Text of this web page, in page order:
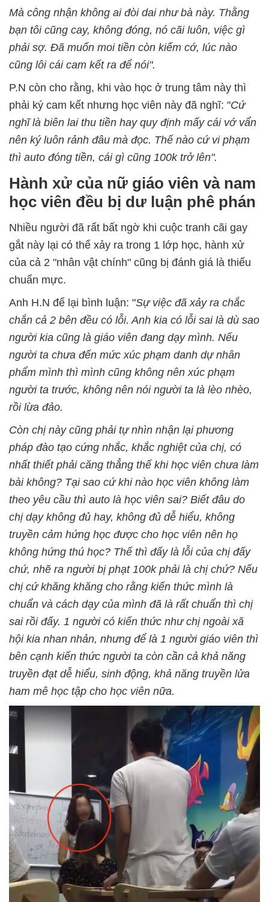
Mà công nhận không ai đòi dai như bà này. Thằng
bạn tôi cũng cay, không đóng, nó cãi luôn, việc gì
phải sợ. Đã muốn moi tiền còn kiếm cớ, lúc nào
cũng lôi cái cam kết ra để nói".
P.N còn cho rằng, khi vào học ở trung tâm này thì
phải ký cam kết nhưng học viên này đã nghĩ: "Cứ
nghĩ là biên lai thu tiền hay quy định mấy cái vớ vẩn
nên ký luôn rảnh đâu mà đọc. Thế nào cứ vi phạm
thì auto đóng tiền, cái gì cũng 100k trở lên".
Hành xử của nữ giáo viên và nam
học viên đều bị dư luận phê phán
Nhiều người đã rất bất ngờ khi cuộc tranh cãi gay
gắt này lại có thể xảy ra trong 1 lớp học, hành xử
của cả 2 "nhân vật chính" cũng bị đánh giá là thiếu
chuẩn mực.
Anh H.N để lại bình luận: "Sự việc đã xảy ra chắc
chắn cả 2 bên đều có lỗi. Anh kia có lỗi sai là dù sao
người kia cũng là giáo viên đang dạy mình. Nếu
người ta chưa đến mức xúc phạm danh dự nhân
phẩm mình thì mình cũng không nên xúc phạm
người ta trước, không nên nói người ta là lèo nhèo,
rồi lừa đảo.
Còn chị này cũng phải tự nhìn nhận lại phương
pháp đào tạo cứng nhắc, khắc nghiệt của chị, có
nhất thiết phải căng thẳng thế khi học viên chưa làm
bài không? Tại sao cứ khi nào học viên không làm
theo yêu cầu thì auto là học viên sai? Biết đâu do
chị dạy không đủ hay, không đủ dễ hiểu, không
truyền cảm hứng học được cho học viên nên họ
không hứng thú học? Thế thì đấy là lỗi của chị đấy
chứ, nhẽ ra người bị phạt 100k phải là chị chứ? Nếu
chị cứ khăng khăng cho rằng kiến thức mình là
chuẩn và cách dạy của mình đã là rất chuẩn thì chị
sai rồi đấy. 1 người có kiến thức như chị ngoài xã
hội kia nhan nhản, nhưng để là 1 người giáo viên thì
bên cạnh kiến thức người ta còn cần cả khả năng
truyền đạt dễ hiểu, sinh động, khả năng truyền lửa
ham mê học tập cho học viên nữa.